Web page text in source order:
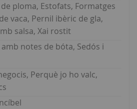
de ploma, Estofats, Formatges
vaca, Pernil ibèric de gla,
salsa, Xai rostit
notes de bóta, Sedós i
Perquè jo ho valc,